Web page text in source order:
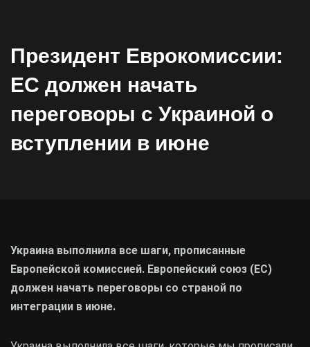
Президент Еврокомиссии:
ЕС должен начать
переговоры с Украиной о
вступлении в июне
Украина выполнила все шаги, прописанные
Европейской комиссией. Европейский союз (ЕС)
должен начать переговоры со страной по
интеграции в июне.